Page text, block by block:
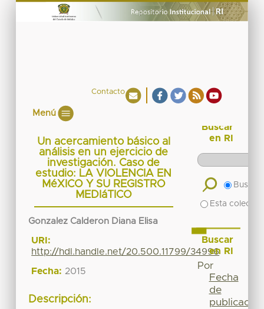
Contacto
Menú
Un acercamiento básico al
análisis en un ejercicio de
investigación. Caso de
estudio: LA VIOLENCIA EN
MéXICO Y SU REGISTRO
MEDIáTICO
Gonzalez Calderon Diana Elisa
URI:
http://hdl.handle.net/20.500.11799/34996
Fecha: 2015
Descripción:
Buscar
en RI
Buscar
Esta
Buscar
en RI
Por
Fecha
de
publicación